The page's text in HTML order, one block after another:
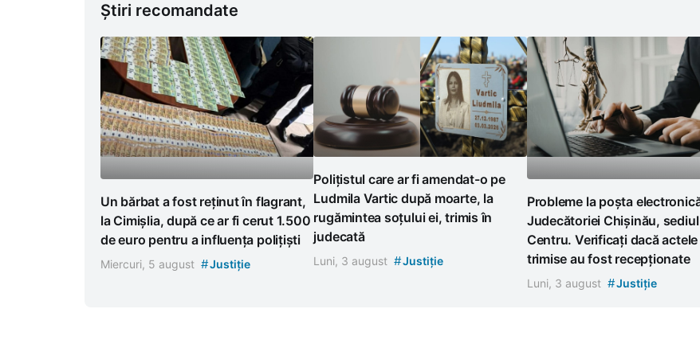
Știri recomandate
Un bărbat a fost reținut în flagrant,
la Cimișlia, după ce ar fi cerut 1.500
de euro pentru a influența polițiști
Miercuri, 5 august #Justiție
Polițistul care ar fi amendat-o pe
Ludmila Vartic după moarte, la
rugămintea soțului ei, trimis în
judecată
Luni, 3 august #Justiție
Probleme la poșta
Judecătoriei Chișinău, sediul
Centru. Verificați dacă actele
trimise au fost recepționate
Luni, 3 august #Justiție